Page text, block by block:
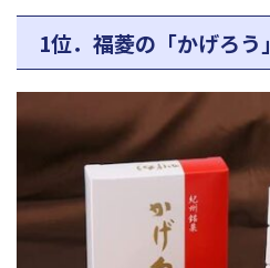
1位．福菱の「かげろう」